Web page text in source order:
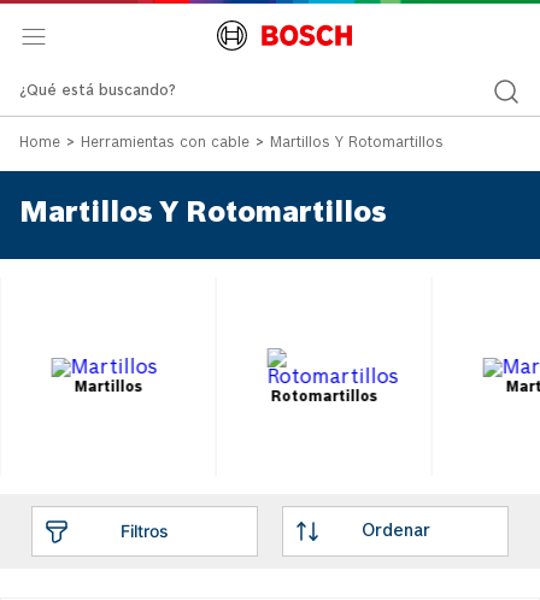
Herramientas con cable Martillos Y Rotomartillos
Martillos Y Rotomartillos